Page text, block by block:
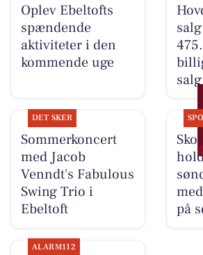
Oplev Ebeltofts
spændende
aktiviteter i den
kommende uge
DET SKER
Sommerkoncert
med Jacob
Venndt's Fabulous
Swing Trio i
Ebeltoft
på
ALARM112